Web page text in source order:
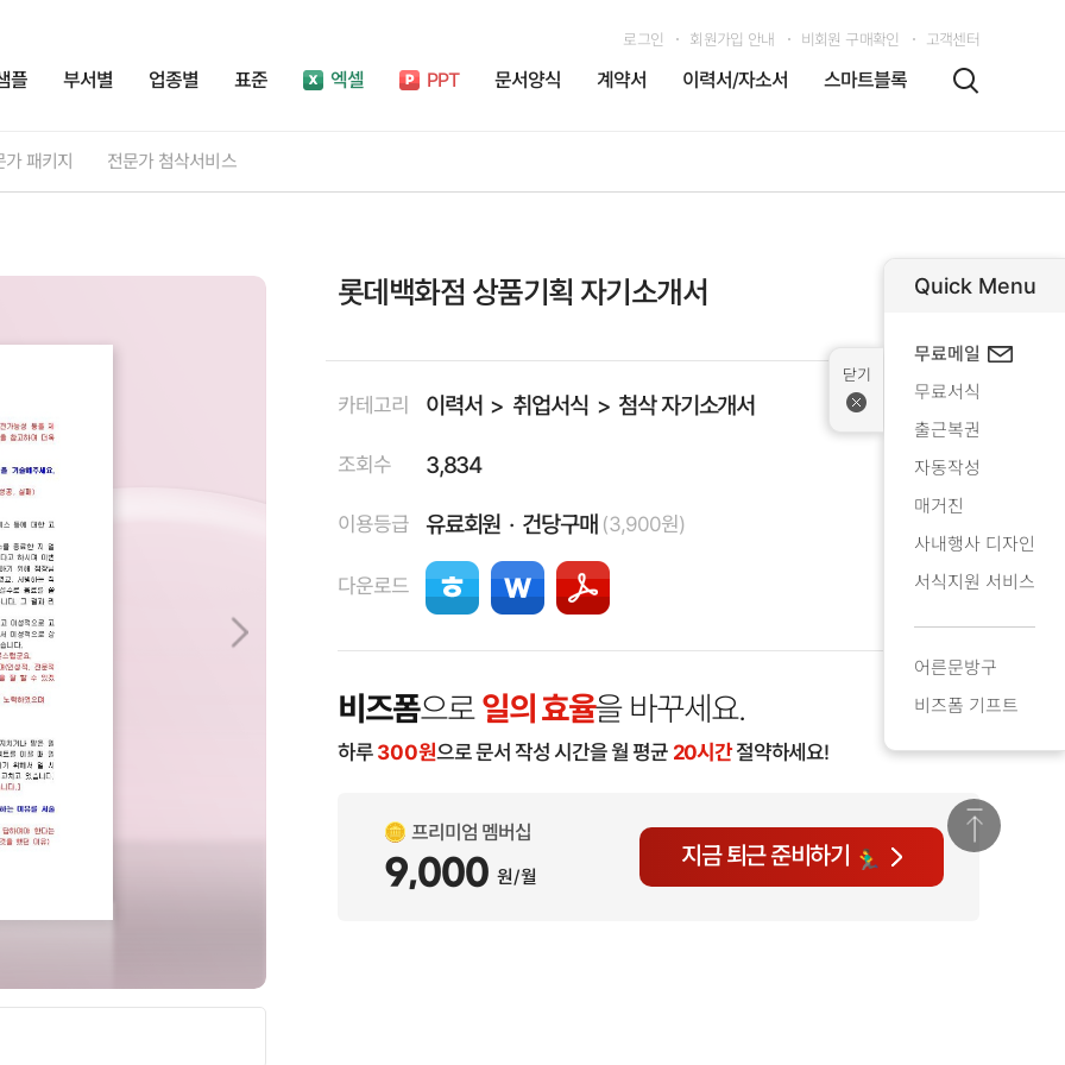
플 부서별 업종별 표준 엑셀 PPT 문서양식 계약서 이력서/자소서 스마트블록
로그인 회원가입 안내 비회원 구매확인 고객센터
가 패키지 전문가 첨삭서비스
롯데백화점 상품기획 자기소개서
카테고리 이력서 취업서식 첨삭 자기소개서
조회수 3,834
이용등급 유료회원 건당구매 (3,900원)
다운로드
비즈폼으로일의 효율을 바꾸세요.
하루 300원으로 문서 작성 시간을 월 평균 20시간절약하세요!
프리미엄 멤버십
9,000 원/월
지금 퇴근 준비하기
Quick Menu
무료메일
무료서식
출근복권
자동작성
매거진
사내행사 디자인
서식지원 서비스
어른문방구
비즈폼 기프트